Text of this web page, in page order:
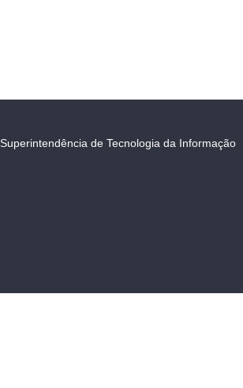
Superintendência de Tecnologia da Informação